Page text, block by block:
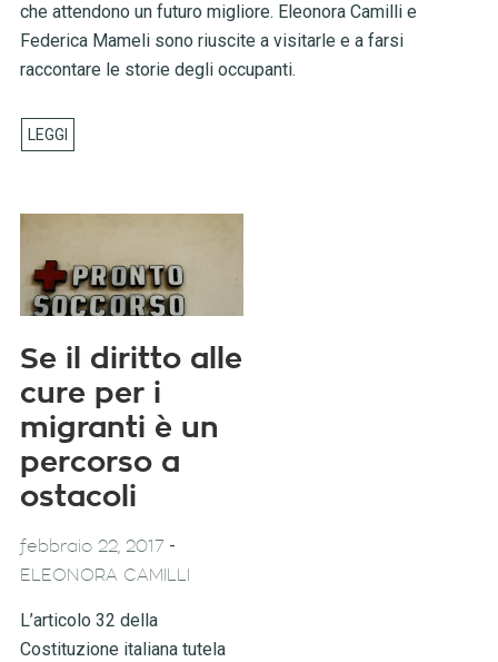
che attendono un futuro migliore. Eleonora Camilli e
Federica Mameli sono riuscite a visitarle e a farsi
raccontare le storie degli occupanti.
Se il diritto alle
cure per i
migranti è un
percorso a
ostacoli
febbraio 22, 2017 -
ELEONORA CAMILLI
L’articolo 32 della
Costituzione italiana tutela